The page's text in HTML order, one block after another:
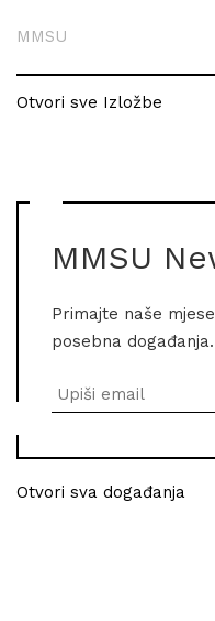
MMSU
Otvori sve Izložbe
MMSU
Primajte naše
posebna
Otvori sva događanja